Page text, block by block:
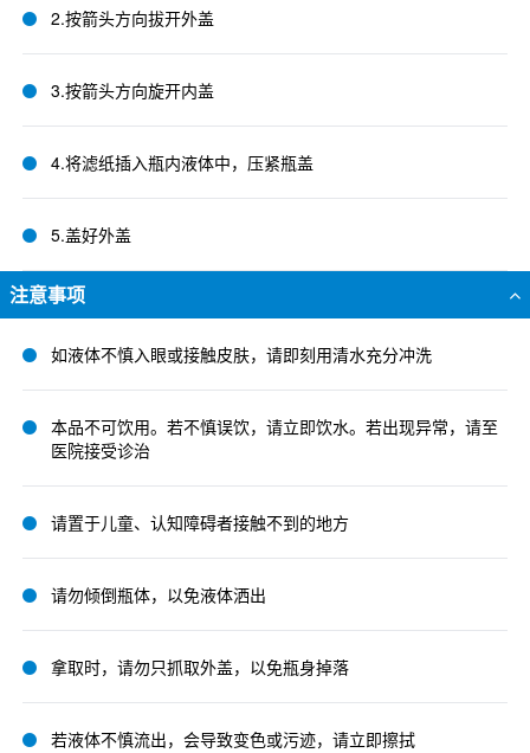
2.按箭头方向拔开外盖
3.按箭头方向旋开内盖
4.将滤纸插入瓶内液体中，压紧瓶盖
5.盖好外盖
注意事项
如液体不慎入眼或接触皮肤，请即刻用清水充分冲洗
本品不可饮用。若不慎误饮，请立即饮水。若出现异常，请至
医院接受诊治
请置于儿童、认知障碍者接触不到的地方
请勿倾倒瓶体，以免液体洒出
拿取时，请勿只抓取外盖，以免瓶身掉落
若液体不慎流出，会导致变色或污迹，请立即擦拭